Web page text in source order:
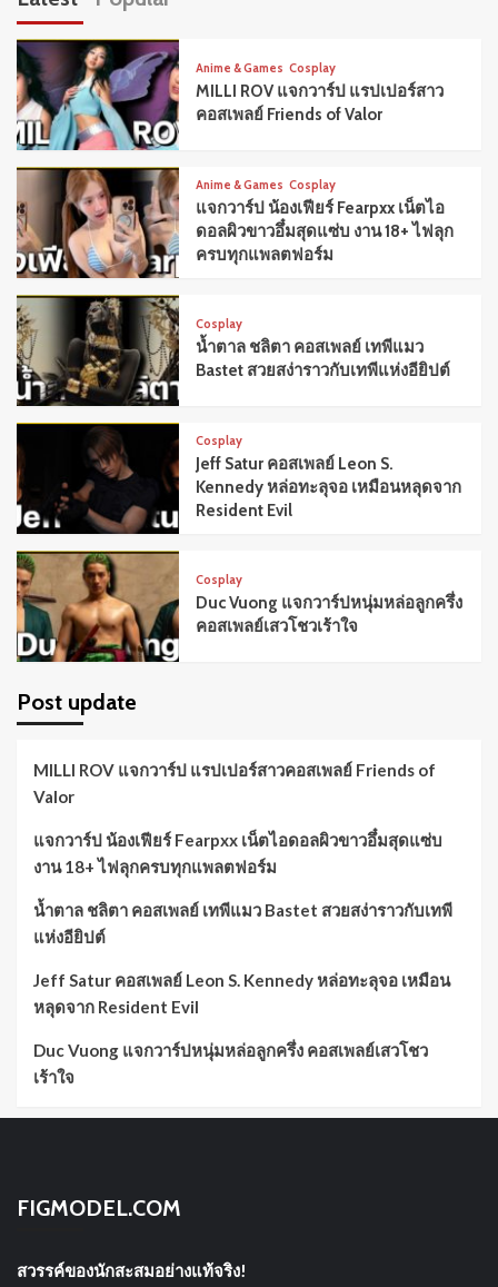
Anime & Games Cosplay
MILLI ROV แจกวาร์ป แรปเปอร์สาว
คอสเพลย์ Friends of Valor
Anime & Games Cosplay
แจกวาร์ป น้องเฟียร์ Fearpxx เน็ตไอ
ดอลผิวขาวอึ๋มสุดแซ่บ งาน 18+ ไฟลุก
ครบทุกแพลตฟอร์ม
Cosplay
น้ำตาล ชลิตา คอสเพลย์ เทพีแมว
Bastet สวยสง่าราวกับเทพีแห่งอียิปต์
Cosplay
Jeff Satur คอสเพลย์ Leon S.
Kennedy หล่อทะลุจอ เหมือนหลุดจาก
Resident Evil
Cosplay
Duc Vuong แจกวาร์ปหนุ่มหล่อลูกครึ่ง
คอสเพลย์เสวโชวเร้าใจ
Post update
MILLI ROV แจกวาร์ป แรปเปอร์สาวคอสเพลย์ Friends of
Valor
แจกวาร์ป น้องเฟียร์ Fearpxx เน็ตไอดอลผิวขาวอึ๋มสุดแซ่บ
งาน 18+ ไฟลุกครบทุกแพลตฟอร์ม
น้ำตาล ชลิตา คอสเพลย์ เทพีแมว Bastet สวยสง่าราวกับเทพี
แห่งอียิปต์
Jeff Satur คอสเพลย์ Leon S. Kennedy หล่อทะลุจอ เหมือน
หลุดจาก Resident Evil
Duc Vuong แจกวาร์ปหนุ่มหล่อลูกครึ่ง คอสเพลย์เสวโชว
เร้าใจ
FIGMODEL.COM
สวรรค์ของนักสะสมอย่างแท้จริง!